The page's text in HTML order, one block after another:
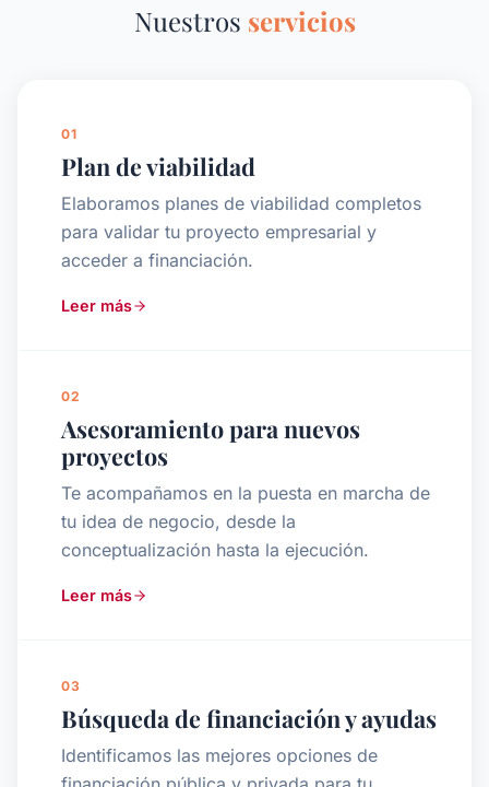
Nuestros servicios
01
Plan de viabilidad
Elaboramos planes de viabilidad completos
para validar tu proyecto empresarial y
acceder a financiación.
Leer más
02
Asesoramiento para nuevos
proyectos
Te acompañamos en la puesta en marcha de
tu idea de negocio, desde la
conceptualización hasta la ejecución.
Leer más
03
Búsqueda de financiación y ayudas
Identificamos las mejores opciones de